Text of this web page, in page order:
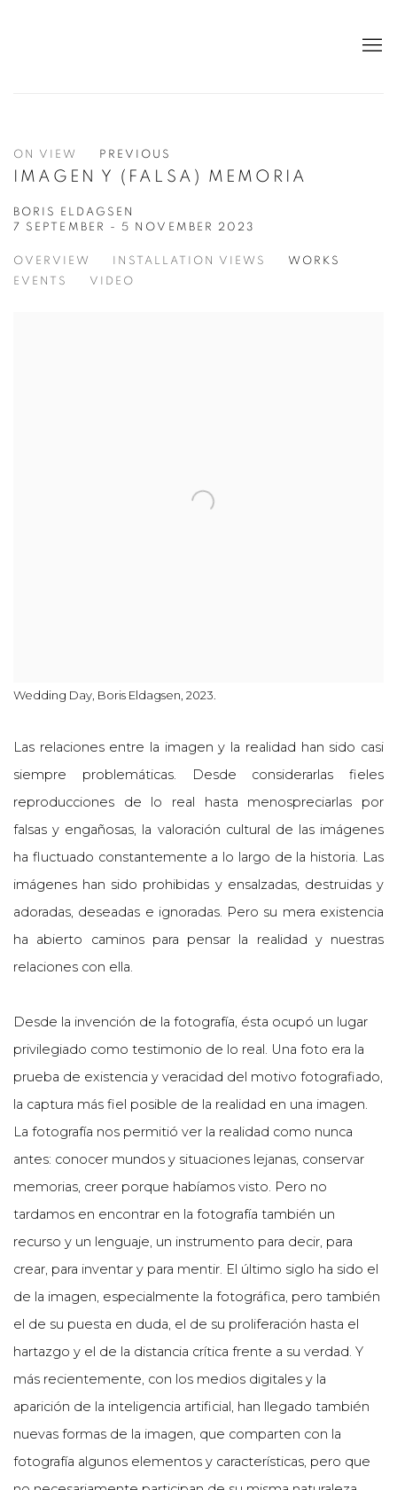
ON VIEW PREVIOUS
IMAGEN Y (FALSA) MEMORIA
BORIS ELDAGSEN
7 SEPTEMBER - 5 NOVEMBER 2023
OVERVIEW INSTALLATION VIEWS
WORKS
EVENTS
VIDEO
Wedding Day, Boris Eldagsen, 2023.
Las relaciones entre la imagen y la realidad han sido casi
siempre problemáticas. Desde considerarlas fieles
reproducciones de lo real hasta menospreciarlas por
falsas y engañosas, la valoración cultural de las imágenes
ha fluctuado constantemente a lo largo de la historia. Las
imágenes han sido prohibidas y ensalzadas, destruidas y
adoradas, deseadas e ignoradas. Pero su mera existencia
ha abierto caminos para pensar la realidad y nuestras
relaciones con ella.
Desde la invención de la fotografía, ésta ocupó un lugar
privilegiado como testimonio de lo real. Una foto era la
prueba de existencia y veracidad del motivo fotografiado,
la captura más fiel posible de la realidad en una imagen.
La fotografía nos permitió ver la realidad como nunca
antes: conocer mundos y situaciones lejanas, conservar
memorias, creer porque habíamos visto. Pero no
tardamos en encontrar en la fotografía también un
recurso y un lenguaje, un instrumento para decir, para
crear, para inventar y para mentir. El último siglo ha sido el
de la imagen, especialmente la fotográfica, pero también
el de su puesta en duda, el de su proliferación hasta el
hartazgo y el de la distancia crítica frente a su verdad. Y
más recientemente, con los medios digitales y la
aparición de la inteligencia artificial, han llegado también
nuevas formas de la imagen, que comparten con la
fotografía algunos elementos y características, pero que